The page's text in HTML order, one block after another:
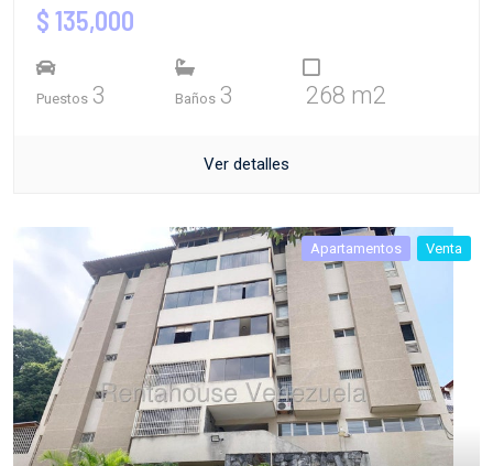
$ 135,000
Puestos 3 Baños 3 268 m2
Ver detalles
Apartamentos Venta